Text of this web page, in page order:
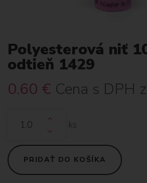
Polyesterová niť
odtieň 1429
0.60 € Cena s DPH
ks
PRIDAŤ DO KOŠÍKA